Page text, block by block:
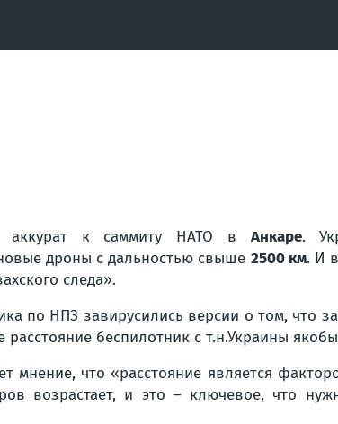
аккурат к саммиту НАТО в Анкаре.
дроны с дальностью свыше 2500 км. И
следа».
по НПЗ завирусились версии о том, что
расстояние беспилотник с т.н.Украины
мнение, что «расстояние является
возрастает, и это – ключевое, что